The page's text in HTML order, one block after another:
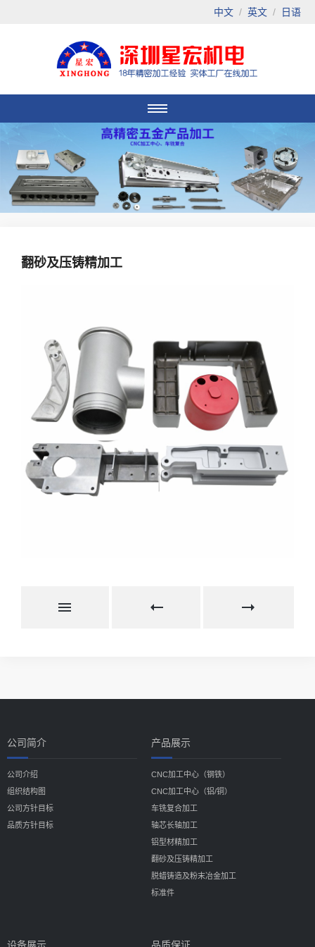
中文 / 英文 / 日语
翻砂及压铸精加工
公司简介
公司介绍
组织结构图
公司方针目标
品质方针目标
产品展示
CNC加工中心（钢铁）
CNC加工中心（铝/铜）
车铣复合加工
轴芯长轴加工
铝型材精加工
翻砂及压铸精加工
脱蜡铸造及粉末冶金加工
标准件